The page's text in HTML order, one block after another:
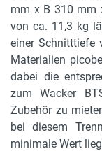
mm x B 310 mm
von ca. 11,3 kg
einer Schnitttiefe
Materialien
dabei die
zum Wacker
Zubehör zu
bei diesem
minimale Wert